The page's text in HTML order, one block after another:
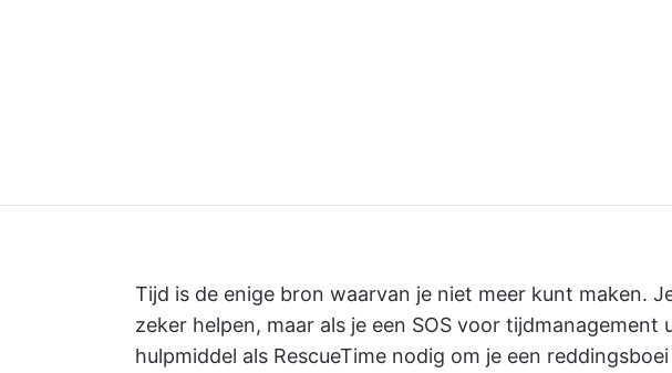
Tijd is de enige bron waarvan je niet meer kunt maken.
zeker helpen, maar als je een SOS voor tijdmanagement
hulpmiddel als RescueTime nodig om je een